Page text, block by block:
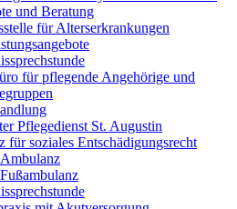
und Beratung
für Alterserkrankungen
für pflegende Angehörige und
Pflegedienst St. Augustin
für soziales Entschädigungsrecht